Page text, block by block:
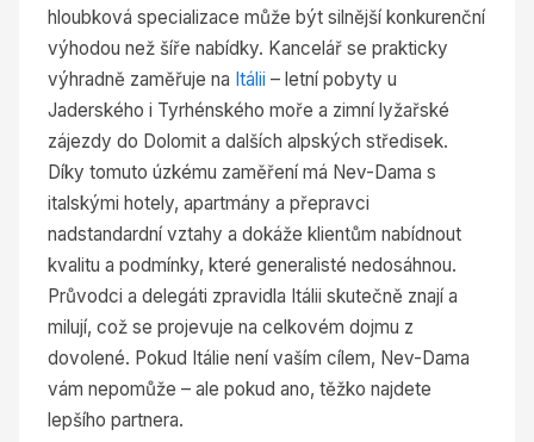
hloubková specializace může být silnější konkurenční
výhodou než šíře nabídky. Kancelář se prakticky
výhradně zaměřuje na Itálii – letní pobyty u
Jaderského i Tyrhénského moře a zimní lyžařské
zájezdy do Dolomit a dalších alpských středisek.
Díky tomuto úzkému zaměření má Nev-Dama s
italskými hotely, apartmány a přepravci
nadstandardní vztahy a dokáže klientům nabídnout
kvalitu a podmínky, které generalisté nedosáhnou.
Průvodci a delegáti zpravidla Itálii skutečně znají a
milují, což se projevuje na celkovém dojmu z
dovolené. Pokud Itálie není vaším cílem, Nev-Dama
vám nepomůže – ale pokud ano, těžko najdete
lepšího partnera.